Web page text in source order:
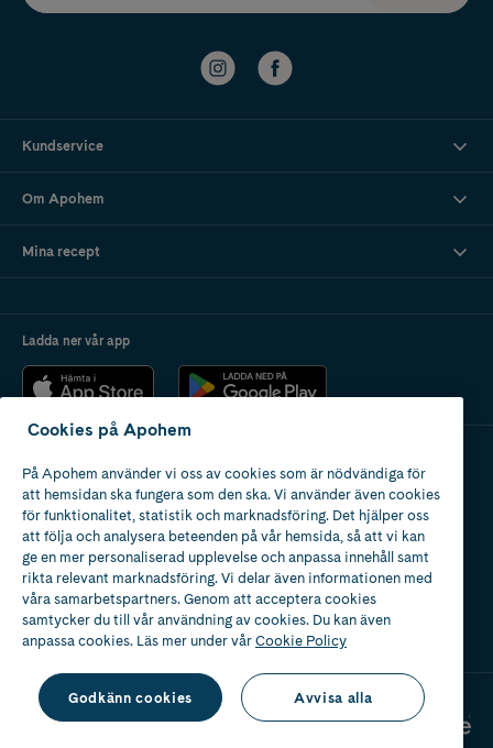
Kundservice
Om Apohem
Mina recept
Ladda ner vår app
Apotek med tillstånd
av Läkemedelsverket
2024
Cookies på Apohem
På Apohem använder vi oss av cookies som är nödvändiga för
att hemsidan ska fungera som den ska. Vi använder även cookies
för funktionalitet, statistik och marknadsföring. Det hjälper oss
att följa och analysera beteenden på vår hemsida, så att vi kan
ge en mer personaliserad upplevelse och anpassa innehåll samt
rikta relevant marknadsföring. Vi delar även informationen med
våra samarbetspartners. Genom att acceptera cookies
samtycker du till vår användning av cookies. Du kan även
anpassa cookies. Läs mer under vårCookie Policy
Godkänn cookies Avvisa alla